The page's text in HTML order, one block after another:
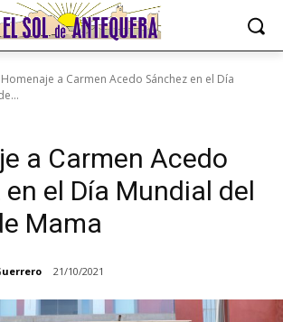
Homenaje a Carmen Acedo Sánchez en el Día
a Carmen Acedo
el Día Mundial del
Mama
21/10/2021